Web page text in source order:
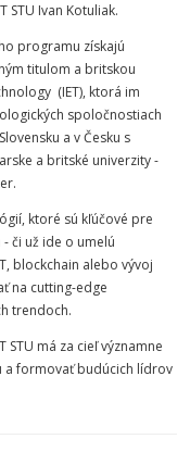
STU Ivan Kotuliak.
programu získajú
titulom a britskou
(IET), ktorá im
spoločnostiach
a v Česku s
a britské univerzity -
ktoré sú kľúčové pre
či už ide o umelú
blockchain alebo vývoj
na cutting-edge
trendoch.
má za cieľ významne
a formovať budúcich lídrov